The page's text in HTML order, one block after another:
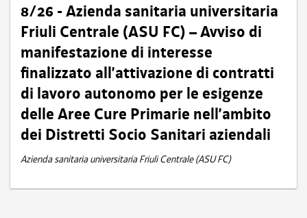
8/26 - Azienda sanitaria universitaria
Friuli Centrale (ASU FC) – Avviso di
manifestazione di interesse
finalizzato all’attivazione di contratti
di lavoro autonomo per le esigenze
delle Aree Cure Primarie nell’ambito
dei Distretti Socio Sanitari aziendali
Azienda sanitaria universitaria Friuli Centrale (ASU FC)